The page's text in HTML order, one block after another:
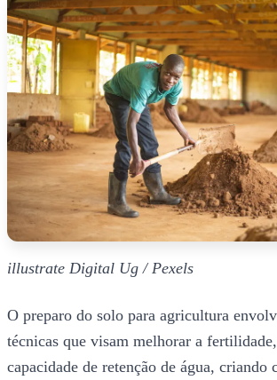
illustrate Digital Ug / Pexels
O preparo do solo para agricultura
técnicas que visam melhorar a
capacidade de retenção de água, criando